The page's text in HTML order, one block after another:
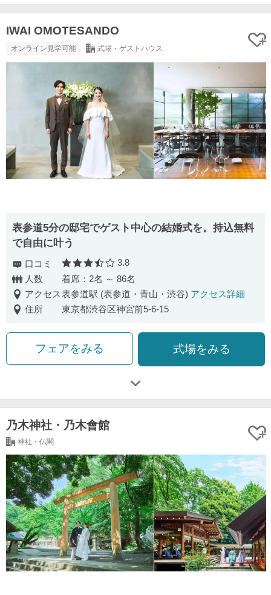
IWAI OMOTESANDO
オンライン見学可能 式場・ゲストハウス
表参道5分の邸宅でゲスト中心の結婚式を。持込無料
で自由に叶う
口コミ 口コミ評価
3.8
人数
着席：2名 ～ 86名
アクセス表参道駅 (表参道・青山・渋谷) アクセス詳細
住所
東京都渋谷区神宮前5-6-15
フェアをみる 式場をみる
乃木神社・乃木會館
神社・仏閣